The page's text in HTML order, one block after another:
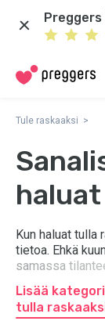
Preggers
Tule raskaaksi
Kun haluat tulla
tietoa. Ehkä
samassa
ilmaantuvan
kärryillä. Täältä
Lisää
tulla